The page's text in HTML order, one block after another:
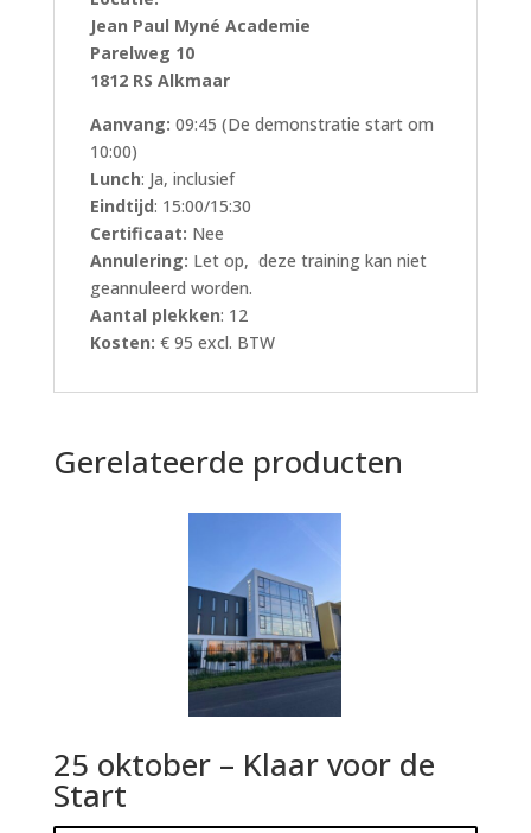
Jean Paul Myné Academie
Parelweg 10
1812 RS Alkmaar
Aanvang: 09:45 (De demonstratie start om
10:00)
Lunch: Ja, inclusief
Eindtijd: 15:00/15:30
Certificaat: Nee
Annulering: Let op, deze training kan niet
geannuleerd worden.
Aantal plekken: 12
Kosten: € 95 excl. BTW
Gerelateerde producten
25 oktober – Klaar voor de
Start